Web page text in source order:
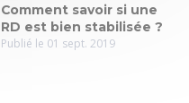
Comment savoir si une
RD est bien stabilisée ?
Publié le 01 sept. 2019